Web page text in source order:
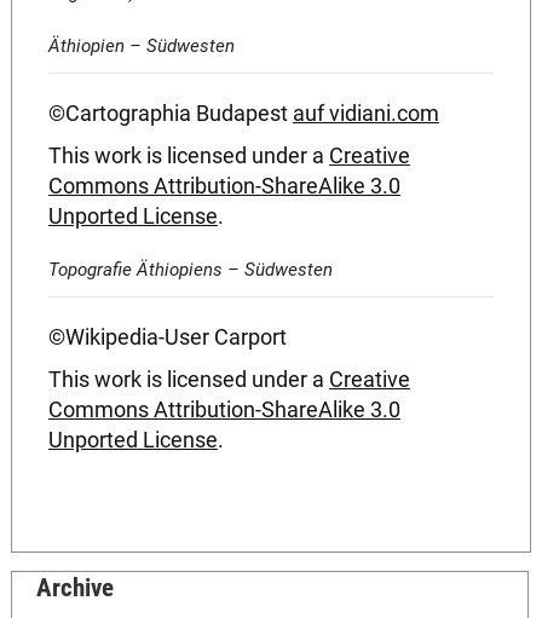
Äthiopien – Südwesten
©Cartographia Budapest auf vidiani.com
This work is licensed under a Creative
Commons Attribution-ShareAlike 3.0
Unported License.
Topografie Äthiopiens – Südwesten
©Wikipedia-User Carport
This work is licensed under a Creative
Commons Attribution-ShareAlike 3.0
Unported License.
Archive